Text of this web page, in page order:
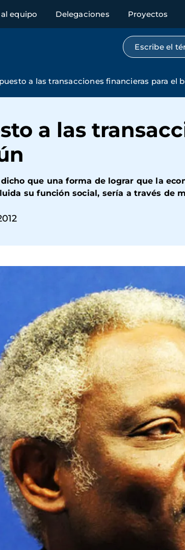
equipo Delegaciones Proyectos
Búsqueda
a las transacciones financieras para el
a las
que una forma de lograr que la
su función social, sería a través de